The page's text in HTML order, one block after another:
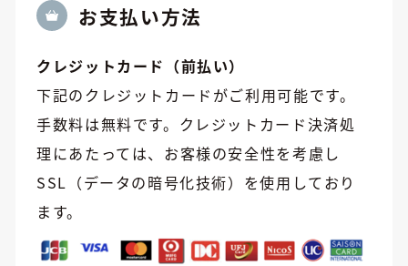
お⽀払い方法
クレジットカード（前払い）
下記のクレジットカードがご利用可能です。
手数料は無料です。クレジットカード決済処
理にあたっては、お客様の安全性を考慮し
SSL（データの暗号化技術）を使用しており
ます。